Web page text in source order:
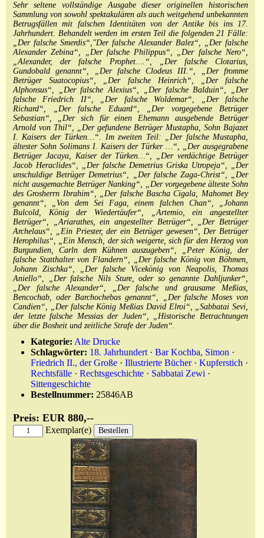
Sehr seltene vollständige Ausgabe dieser originellen historischen
Sammlung von sowohl spektakulären als auch weitgehend unbekannten
Betrugsfällen mit falschen Identitäten von der Antike bis ins 17.
Jahrhundert. Behandelt werden im ersten Teil die folgenden 21 Fälle:
„Der falsche Smerdis“,″Der falsche Alexander Balez“, „Der falsche
Alexander Zebina“, „Der falsche Philippus“, „Der falsche Nero“,
„Alexander, der falsche Prophet….“, „Der falsche Clotarius,
Gundobald genannt“, „Der falsche Clodeus III.“, „Der fromme
Betrüger Suatocopius“, „Der falsche Heinrich“, „Der falsche
Alphonsus“, „Der falsche Alexius“, „Der falsche Balduin“, „Der
falsche Friedrich II“, „Der falsche Woldemar“, „Der falsche
Richard“, „Der falsche Eduard“, „Der vorgegebene Betrüger
Sebastian“, „Der sich für einen Ehemann ausgebende Betrüger
Arnold von Thil“, „Der gefundene Betrüger Mustapha, Sohn Bajazet
I. Kaisers der Türken…“. Im zweiten Teil: „Der falsche Mustapha,
ältester Sohn Solimans I. Kaisers der Türker …“, „Der ausgegrabene
Betrüger Jacaya, Kaiser der Türken…“, „Der verdächtige Betrüger
Jacob Heraclides“, „Der falsche Demetrius Griska Utropeja“, „Der
unschuldige Betrüger Demetrius“, „Der falsche Zaga-Christ“, „Der
nicht ausgemachte Betrüger Nanking“, „Der vorgegebene älteste Sohn
des Grosherrn Ibrahim“, „Der falsche Bascha Cigala, Mahomet Bey
genannt“, „Von dem Sei Faga, einem falchen Chan“, „Johann
Bulcold, König der Wiedertäufer“, „Artemio, ein angestellter
Betrüger“, „Ariarathes, ein angestellter Betrüger“, „Der Betrüger
Archelaus“, „Ein Priester, der ein Betrüger gewesen“, Der Betrüger
Herophilus“, „Ein Mensch, der sich weigerte, sich für den Herzog von
Burgundien, Carln dem Kühnen auszugeben“, „Peter König, der
falsche Statthalter von Flandern“, „Der falsche König von Böhmen,
Johann Zischka“, „Der falsche Vicekönig von Neapolis, Thomas
Aniello“, „Der falsche Nils Sture, oder so genannte Dahljunker“,
„Der falsche Alexander“, „Der falsche und grausame Meßias,
Bencochab, oder Barchochebas genannt“, „Der falsche Moses von
Candien“, „Der falsche König Meßias David Elroi“, „Sabbatai Sevi,
der letzte falsche Messias der Juden“, „Historische Betrachtungen
über die Bosheit und zeitliche Strafe der Juden“.
Kategorie: Alte Drucke
Schlagwörter: 18. Jahrhundert · Bar Kochba, Simon ·
Friedrich II., der Große · Illustrierte Bücher· Kupferstich ·
Rechtsfälle · Rechtsgeschichte · Sabbatai Zewi ·
Sittengeschichte
Bestellnummer: 25846AB
Preis: EUR 880,--
Exemplar(e)